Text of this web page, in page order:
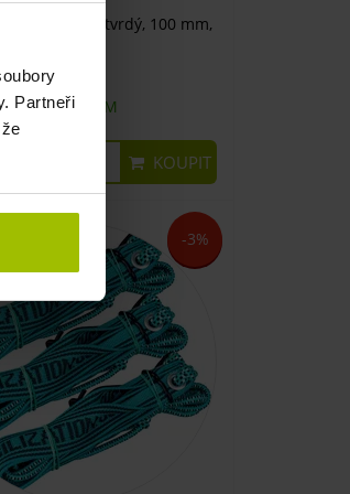
Partneři
míček, ježek, tvrdý, 100 mm,
SKLADEM
KOUPIT
-3%